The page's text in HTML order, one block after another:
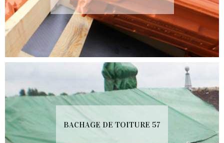
BACHAGE DE TOITURE 57